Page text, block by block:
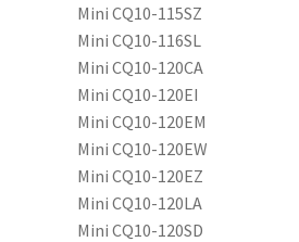
Mini CQ10-115SZ
Mini CQ10-116SL
Mini CQ10-120CA
Mini CQ10-120EI
Mini CQ10-120EM
Mini CQ10-120EW
Mini CQ10-120EZ
Mini CQ10-120LA
Mini CQ10-120SD